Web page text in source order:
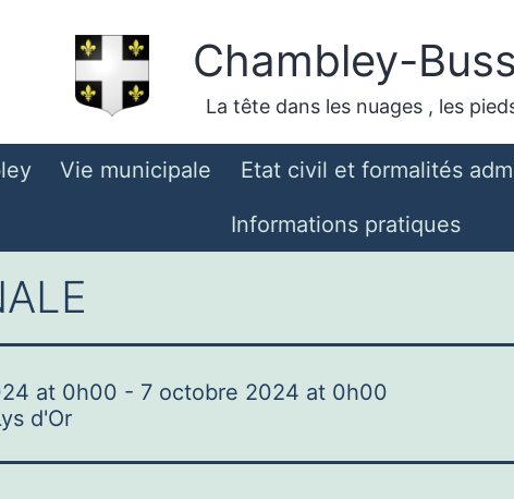
Chambley-
La tête dans les nuages , les
Vie municipale Etat civil et formalités
Informations pratiques
at 0h00 - 7 octobre 2024 at 0h00
d'Or